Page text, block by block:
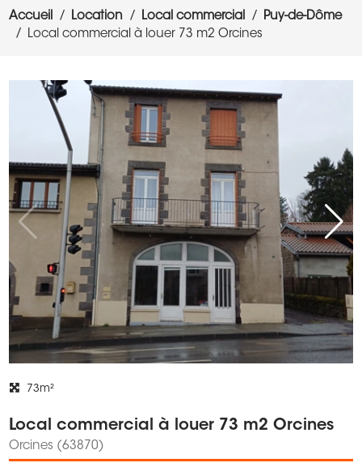
Accueil Location Local commercial
Puy-de-Dôme
Local commercial à louer 73 m2 Orcines
73m²
Local commercial à louer 73 m2 Orcines
Orcines (63870)